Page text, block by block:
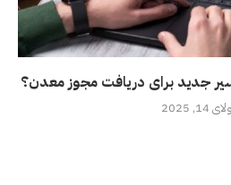
جدید برای دریافت مجوز معدن؟
14, 2025